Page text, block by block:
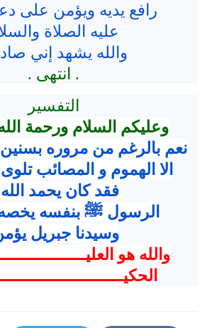
رافع يديه ويؤمن على
عليه الصلاة
والله يشهد إني
. انتهى .
التفسير
وعليكم السلام ورحمة
نعم بالرغم من مروره
الا الهموم و المصائب
فقد كان يحمد الله
الرسول ﷺ بنفسه يخصه
وسيدنا جبريل
والله هو